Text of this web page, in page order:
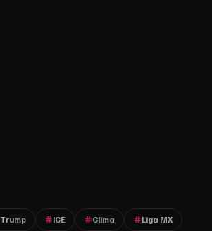
Trump ICE Clima Liga MX